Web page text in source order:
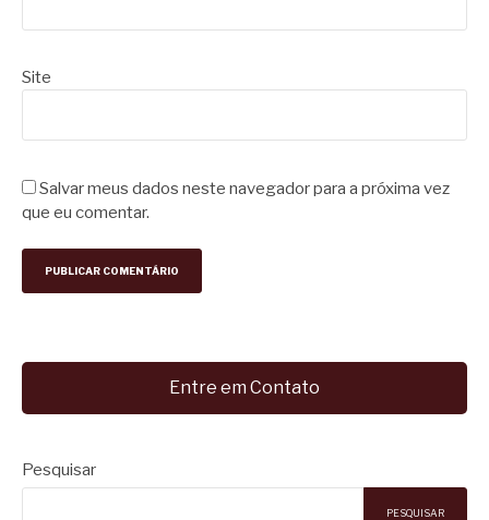
Site
Salvar meus dados neste navegador para a próxima vez
que eu comentar.
Entre em Contato
Pesquisar
PESQUISAR